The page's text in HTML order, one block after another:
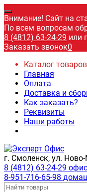
Внимание! Сайт на
По всем вопросам
8 (4812) 63-24-29 или
Заказать звонок0
Каталог товаров
Главная
Оплата
Доставка и
Как заказать?
Реквизиты
Наши работы
г. Смоленск, ул.
8 (4812) 63-24-29
8-951-716-65-98